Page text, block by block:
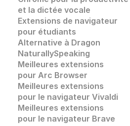
et la dictée vocale
Extensions de navigateur
pour étudiants
Alternative à Dragon
NaturallySpeaking
Meilleures extensions
pour Arc Browser
Meilleures extensions
pour le navigateur Vivaldi
Meilleures extensions
pour le navigateur Brave